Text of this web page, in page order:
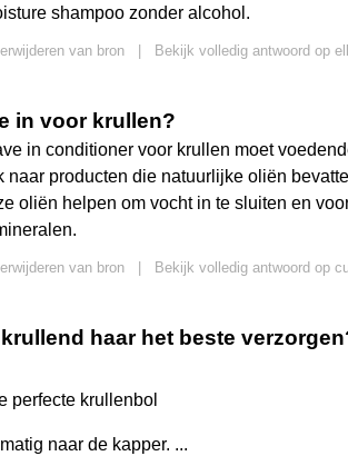
shampoo zonder alcohol.
van bron Bekijk volledig antwoord op
in voor krullen?
in conditioner voor krullen moet
naar producten die natuurlijke oliën
oliën helpen om vocht in te sluiten en
van bron Bekijk volledig antwoord op
haar het beste
perfecte krullenbol
naar de kapper. ...